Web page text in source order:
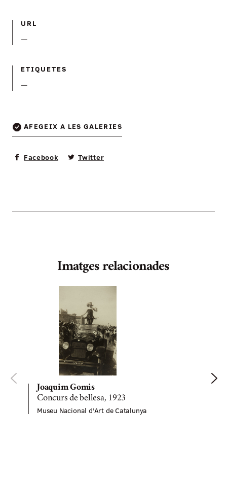
URL
—
ETIQUETES
—
AFEGEIX A LES GALERIES
Facebook Twitter
Imatges relacionades
Joaquim Gomis
Concurs de bellesa, 1923
Museu Nacional d'Art de Catalunya